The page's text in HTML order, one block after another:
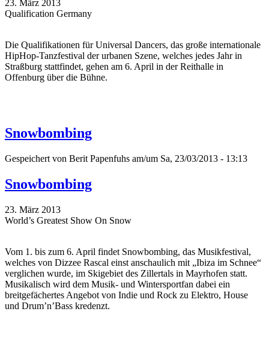
23. März 2013
Qualification Germany
Die Qualifikationen für Universal Dancers, das große internationale
HipHop-Tanzfestival der urbanen Szene, welches jedes Jahr in
Straßburg stattfindet, gehen am 6. April in der Reithalle in
Offenburg über die Bühne.
Snowbombing
Gespeichert von Berit Papenfuhs am/um Sa, 23/03/2013 - 13:13
Snowbombing
23. März 2013
World’s Greatest Show On Snow
Vom 1. bis zum 6. April findet Snowbombing, das Musikfestival,
welches von Dizzee Rascal einst anschaulich mit „Ibiza im Schnee“
verglichen wurde, im Skigebiet des Zillertals in Mayrhofen statt.
Musikalisch wird dem Musik- und Wintersportfan dabei ein
breitgefächertes Angebot von Indie und Rock zu Elektro, House
und Drum’n’Bass kredenzt.